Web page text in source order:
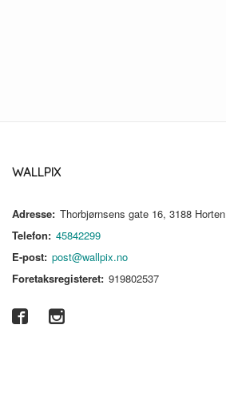
WALLPIX
Adresse: Thorbjørnsens gate 16, 3188 Horten
Telefon: 45842299
E-post: post@wallpix.no
Foretaksregisteret: 919802537